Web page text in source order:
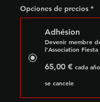
Opciones de precios *
Adhésion
Devenir membre
l'Association
65,00 € cada
se cancele